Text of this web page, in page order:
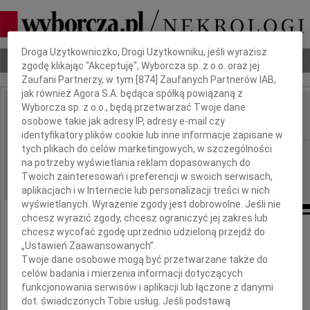
Nekrologi Odeszli Poradnik pogrzebowy
IMIĘ I NAZWISKO: Hubert Ropel
REGION: Kraków
DATA EMISJI: 07.07.2026
Dbamy o Twoją prywatność
Droga Użytkowniczko, Drogi Użytkowniku, jeśli wyrazisz
zgodę klikając "Akceptuję", Wyborcza sp. z o.o. oraz jej
Zaufani Partnerzy, w tym [874 ] Zaufanych Partnerów IAB,
jak również Agora S.A. będąca spółką powiązaną z
Wyborcza sp. z o.o., będą przetwarzać Twoje dane
osobowe takie jak adresy IP, adresy e-mail czy
identyfikatory plików cookie lub inne informacje zapisane w
tych plikach do celów marketingowych, w szczególności
na potrzeby wyświetlania reklam dopasowanych do
Twoich zainteresowań i preferencji w swoich serwisach,
aplikacjach i w Internecie lub personalizacji treści w nich
wyświetlanych. Wyrażenie zgody jest dobrowolne. Jeśli nie
chcesz wyrazić zgody, chcesz ograniczyć jej zakres lub
chcesz wycofać zgodę uprzednio udzieloną przejdź do
„Ustawień Zaawansowanych”.
Twoje dane osobowe mogą być przetwarzane także do
celów badania i mierzenia informacji dotyczących
funkcjonowania serwisów i aplikacji lub łączone z danymi
dot. świadczonych Tobie usług. Jeśli podstawą